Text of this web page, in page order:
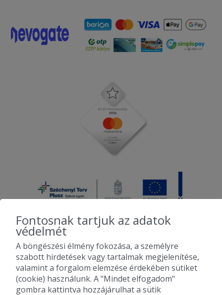
2025-06-22 - György:
Bolognai szósz helyett sűrített
paradicsomszósszal összekevert
rántott húst hozták ki, ráadásul a szósz
Kedves és gyors szállítás. Az étel
nagyon ízletes volt. Fogok még rendelni
2010-2026 Copyright - Falatozz.hu - Diston-line Kft.
Pizza, gyros, hamburger, menük kedvező áron, egy helyen az összes
étterem ajánlata.
Fontosnak tartjuk az adatok
védelmét
A böngészési élmény fokozása, a személyre
szabott hirdetések vagy tartalmak megjelenítése,
valamint a forgalom elemzése érdekében sütiket
(cookie) használunk. A "Mindet elfogadom"
gombra kattintva hozzájárulhat a sütik